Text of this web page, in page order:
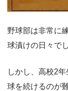
野球部は非常に
球漬けの日々でし
しかし、高校2
球を続けるのが